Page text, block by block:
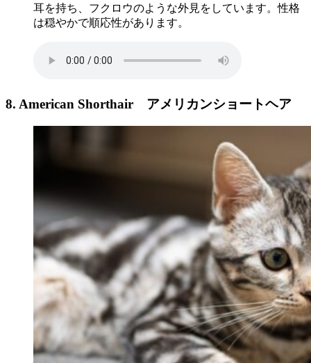
耳を持ち、フクロウのような外見をしています。性格
は穏やかで順応性があります。
8. American Shorthair アメリカンショートヘア